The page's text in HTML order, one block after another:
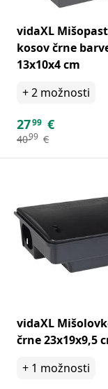
vidaXL
kosov črne
13x10x4 cm
+2 možnosti
2799 €
4099 €
vidaXL
črne 23x19x9,5
+ 1 možnosti